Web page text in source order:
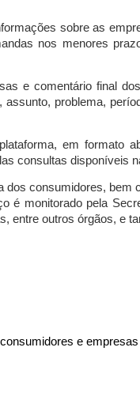
sobre as
nos menores
e comentário final
problema,
em formato
consultas disponíveis
consumidores, bem
é monitorado pela
entre outros órgãos, e
e empresas